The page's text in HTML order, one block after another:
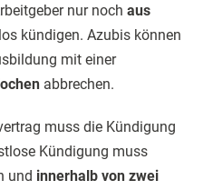
nur noch aus
kündigen. Azubis können
mit einer
abbrechen.
muss die Kündigung
Kündigung muss
und innerhalb von zwei